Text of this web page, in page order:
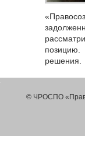
позицию.
решения.
© ЧРОСПО